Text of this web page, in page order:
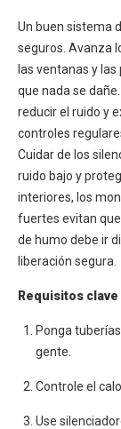
Un buen sistema
seguros. Avanza
las ventanas y
que nada se
reducir el ruido y
controles
Cuidar de los
ruido bajo y
interiores, los
fuertes evitan
de humo debe ir
liberación segura.
Requisitos
Ponga
gente.
Controle el
Use